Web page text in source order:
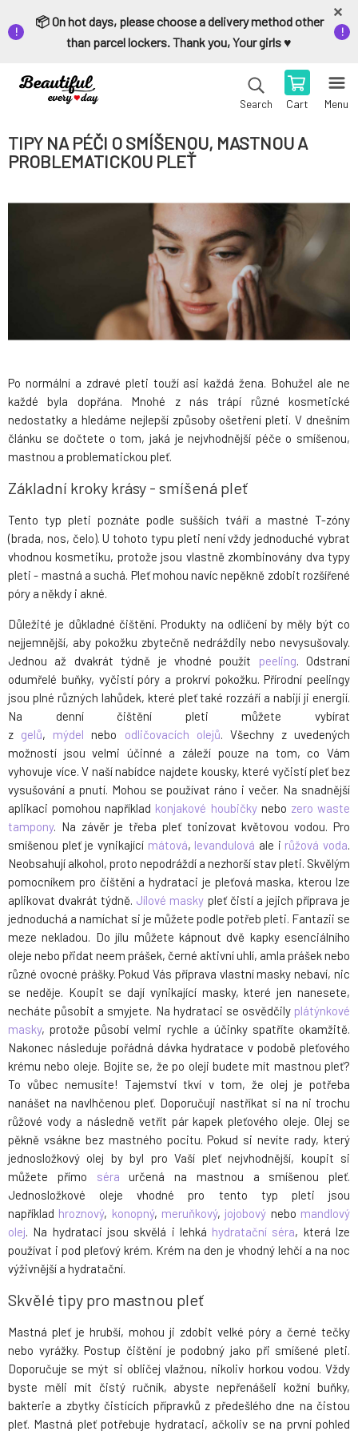
📦 On hot days, please choose a delivery method other
than parcel lockers. Thank you, Your girls ♥️
Search Cart Menu
TIPY NA PÉČI O SMÍŠENOU, MASTNOU A
PROBLEMATICKOU PLEŤ
Po normální a zdravé pleti touží asi každá žena. Bohužel ale ne
každé byla dopřána. Mnohé z nás trápí různé kosmetické
nedostatky a hledáme nejlepší způsoby ošetření pleti. V dnešním
článku se dočtete o tom, jaká je nejvhodnější péče o smíšenou,
mastnou a problematickou pleť.
Základní kroky krásy - smíšená pleť
Tento typ pleti poznáte podle sušších tváří a mastné T-zóny
(brada, nos, čelo). U tohoto typu pleti není vždy jednoduché vybrat
vhodnou kosmetiku, protože jsou vlastně zkombinovány dva typy
pleti - mastná a suchá. Pleť mohou navíc nepěkně zdobit rozšířené
póry a někdy i akné.
Důležité je důkladné čištění. Produkty na odlíčení by měly být co
nejjemnější, aby pokožku zbytečně nedráždily nebo nevysušovaly.
Jednou až dvakrát týdně je vhodné použít peeling. Odstraní
odumřelé buňky, vyčistí póry a prokrví pokožku. Přírodní peelingy
jsou plné různých lahůdek, které pleť také rozzáří a nabijí ji energií.
Na denní čištění pleti můžete vybírat
z gelů, mýdel nebo odličovacích olejů. Všechny z uvedených
možností jsou velmi účinné a záleží pouze na tom, co Vám
vyhovuje více. V naší nabídce najdete kousky, které vyčistí pleť bez
vysušování a pnutí. Mohou se používat ráno i večer. Na snadnější
aplikaci pomohou například konjakové houbičkynebo zero waste
tampony. Na závěr je třeba pleť tonizovat květovou vodou. Pro
smíšenou pleť je vynikající mátová, levandulová ale i růžová voda.
Neobsahují alkohol, proto nepodráždí a nezhorší stav pleti. Skvělým
pomocníkem pro čištění a hydrataci je pleťová maska, kterou lze
aplikovat dvakrát týdně. Jílové masky pleť čistí a jejich příprava je
jednoduchá a namíchat si je můžete podle potřeb pleti. Fantazii se
meze nekladou. Do jílu můžete kápnout dvě kapky esenciálního
oleje nebo přidat neem prášek, černé aktivní uhlí, amla prášek nebo
různé ovocné prášky. Pokud Vás příprava vlastní masky nebaví, nic
se neděje. Koupit se dají vynikající masky, které jen nanesete,
necháte působit a smyjete. Na hydrataci se osvědčily plátýnkové
masky, protože působí velmi rychle a účinky spatříte okamžitě.
Nakonec následuje pořádná dávka hydratace v podobě pleťového
krému nebo oleje. Bojíte se, že po oleji budete mít mastnou pleť?
To vůbec nemusíte! Tajemství tkví v tom, že olej je potřeba
nanášet na navlhčenou pleť. Doporučuji nastříkat si na ni trochu
růžové vody a následně vetřít pár kapek pleťového oleje. Olej se
pěkně vsákne bez mastného pocitu. Pokud si nevíte rady, který
jednosložkový olej by byl pro Vaší pleť nejvhodnější, koupit si
můžete přímo séra určená na mastnou a smíšenou pleť.
Jednosložkové oleje vhodné pro tento typ pleti jsou
například hroznový, konopný, meruňkový, jojobový nebo mandlový
olej. Na hydrataci jsou skvělá i lehká hydratační séra, která lze
používat i pod pleťový krém. Krém na den je vhodný lehčí a na noc
výživnější a hydratační.
Skvělé tipy pro mastnou pleť
Mastná pleť je hrubší, mohou ji zdobit velké póry a černé tečky
nebo vyrážky. Postup čištění je podobný jako při smíšené pleti.
Doporučuje se mýt si obličej vlažnou, nikoliv horkou vodou. Vždy
byste měli mít čistý ručník, abyste nepřenášeli kožní buňky,
bakterie a zbytky čistících přípravků z předešlého dne na čistou
pleť. Mastná pleť potřebuje hydrataci, ačkoliv se na první pohled